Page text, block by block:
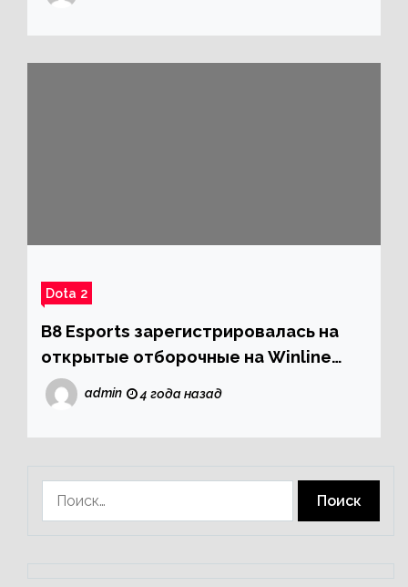
Dota 2
B8 Esports зарегистрировалась на
открытые отборочные на Winline
D2CL Season 11
admin 4 года назад